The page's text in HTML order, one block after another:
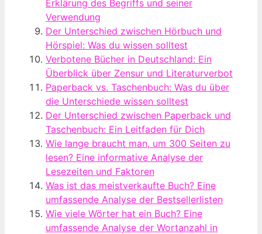
Erklärung des Begriffs und seiner
Verwendung
Der Unterschied zwischen Hörbuch und
Hörspiel: Was du wissen solltest
Verbotene Bücher in Deutschland: Ein
Überblick über Zensur und Literaturverbot
Paperback vs. Taschenbuch: Was du über
die Unterschiede wissen solltest
Der Unterschied zwischen Paperback und
Taschenbuch: Ein Leitfaden für Dich
Wie lange braucht man, um 300 Seiten zu
lesen? Eine informative Analyse der
Lesezeiten und Faktoren
Was ist das meistverkaufte Buch? Eine
umfassende Analyse der Bestsellerlisten
Wie viele Wörter hat ein Buch? Eine
umfassende Analyse der Wortanzahl in